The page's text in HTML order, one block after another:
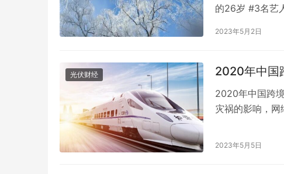
的26岁 #3名艺
一名女性受伤
2023年5月2日
光伏财经 2020年中国
2020年中国跨
灾祸的影响，网
型业态，有利
2023年5月5日
年度输配电采购平台！75000+精准买家就
2026年GPS定位